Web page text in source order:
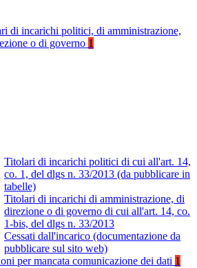
di incarichi politici, di amministrazione,
o di governo 1
Titolari di incarichi politici di cui all'art. 14,
co. 1, del dlgs n. 33/2013 (da pubblicare in
tabelle)
Titolari di incarichi di amministrazione, di
direzione o di governo di cui all'art. 14, co.
1-bis, del dlgs n. 33/2013
Cessati dall'incarico (documentazione da
pubblicare sul sito web)
per mancata comunicazione dei dati 1